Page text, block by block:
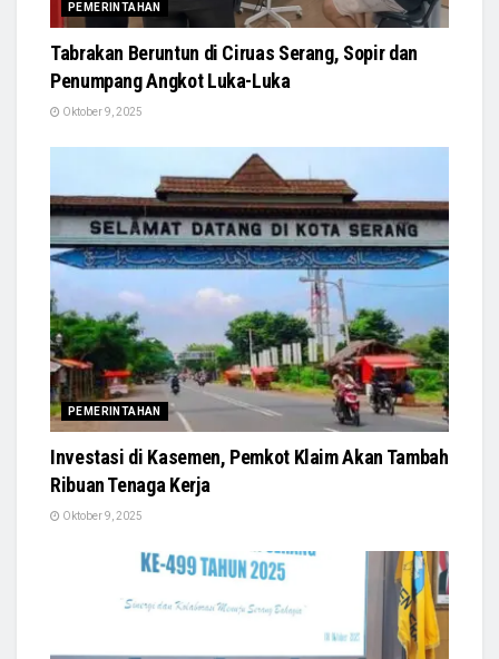
PEMERINTAHAN
Tabrakan Beruntun di Ciruas Serang, Sopir dan
Penumpang Angkot Luka-Luka
Oktober 9, 2025
PEMERINTAHAN
Investasi di Kasemen, Pemkot Klaim Akan Tambah
Ribuan Tenaga Kerja
Oktober 9, 2025